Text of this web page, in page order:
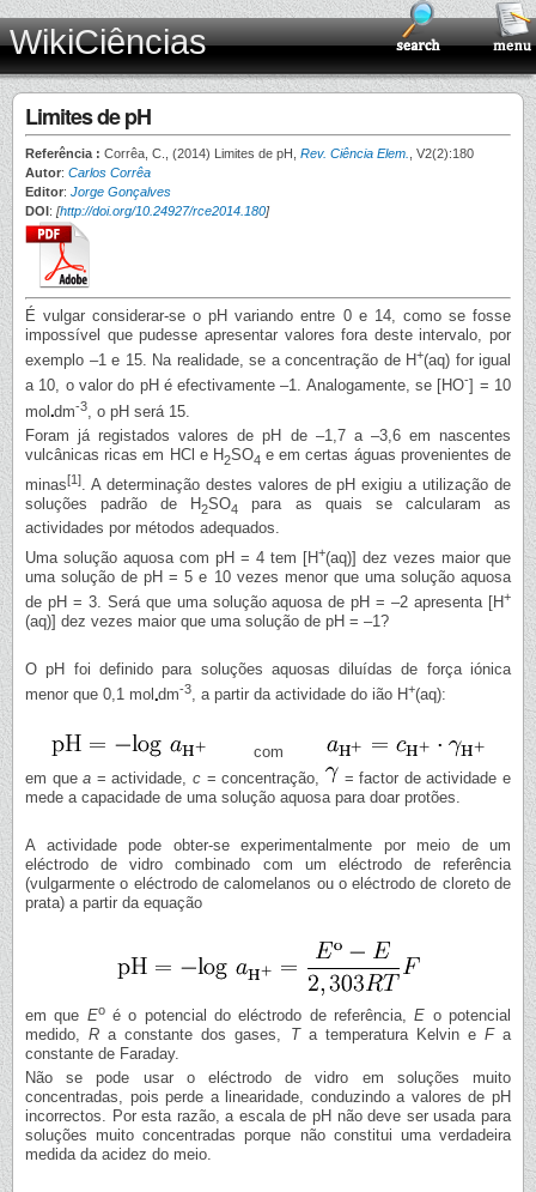
WikiCiências
Limites de pH
Referência : Corrêa, C., (2014) Limites de pH, Rev. Ciência Elem.
, V2(2):180
Autor: Carlos Corrêa
Editor: Jorge Gonçalves
DOI: [http://doi.org/10.24927/rce2014.180]
É vulgar considerar-se o pH variando entre 0 e 14, como se fosse
impossível que pudesse apresentar valores fora deste intervalo, por
exemplo –1 e 15. Na realidade, se a concentração de H+(aq) for igual
a 10, o valor do pH é efectivamente –1. Analogamente, se [HO-] = 10
mol dm-3
, o pH será 15.
Foram já registados valores de pH de –1,7 a –3,6 em nascentes
vulcânicas ricas em HCl e H2SO4 e em certas águas provenientes de
minas[1]
. A determinação destes valores de pH exigiu a utilização de
soluções padrão de H2SO4
para as quais se calcularam as
actividades por métodos adequados.
Uma solução aquosa com pH = 4 tem [H+(aq)] dez vezes maior que
uma solução de pH = 5 e 10 vezes menor que uma solução aquosa
de pH = 3. Será que uma solução aquosa de pH = –2 apresenta [H+
(aq)] dez vezes maior que uma solução de pH = –1?
O pH foi definido para soluções aquosas diluídas de força iónica
menor que 0,1 mol dm-3, a partir da actividade do ião H+(aq):
com
em quea = actividade,c = concentração,
= factor de actividade e
mede a capacidade de uma solução aquosa para doar protões.
A actividade pode obter-se experimentalmente por meio de um
eléctrodo de vidro combinado com um eléctrodo de referência
(vulgarmente o eléctrodo de calomelanos ou o eléctrodo de cloreto de
prata) a partir da equação
em que Eoé o potencial do eléctrodo de referência,E o potencial
medido,R a constante dos gases, Ta temperatura Kelvin e Fa
constante de Faraday.
Não se pode usar o eléctrodo de vidro em soluções muito
concentradas, pois perde a linearidade, conduzindo a valores de pH
incorrectos. Por esta razão, a escala de pH não deve ser usada para
soluções muito concentradas porque não constitui uma verdadeira
medida da acidez do meio.